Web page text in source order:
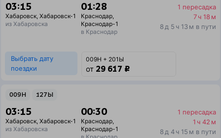
03:15
Хабаровск, Хабаровск-1
из Хабаровска
01:28
Краснодар,
Краснодар-1
в Краснодар
1 пересадка
7 ч 18 м
8 д 5 ч 13 м в пути
Выбрать дату
поездки
009Н + 201Ы
от 29 617 ₽
009Н 127Ы
03:15
Хабаровск, Хабаровск-1
из Хабаровска
00:30
Краснодар,
Краснодар-1
1 пересадка
1 ч 42 м
8 д 4 ч 15 м в пути